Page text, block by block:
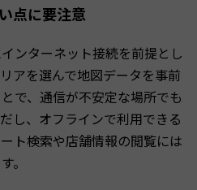
点に要注意
ンターネット接続を前提とし
アを選んで地図データを事前
で、通信が不安定な場所でも
し、オフラインで利用できる
ト検索や店舗情報の閲覧には
。